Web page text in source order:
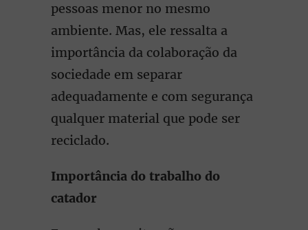
pessoas menor no mesmo
ambiente. Mas, ele ressalta a
importância da colaboração da
sociedade em separar
adequadamente e com segurança
qualquer material que pode ser
reciclado.
Importância do trabalho do
catador